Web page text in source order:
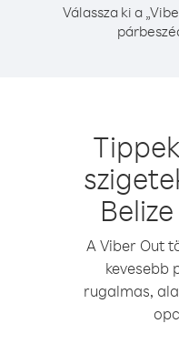
Válassza ki a
A Viber Out
kevesebb
rugalmas,